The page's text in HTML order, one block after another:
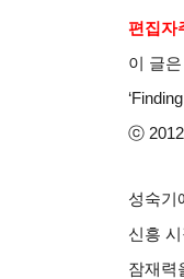
편집자
이 글은
ⓒ
성숙기
신흥
잠재력